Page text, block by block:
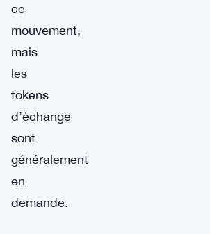
ce
mouvement,
mais
les
tokens
d’échange
sont
généralement
en
demande.